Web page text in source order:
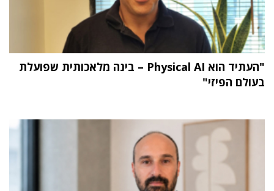
"העתיד הוא Physical AI – בינה מלאכותית שפועלת
בעולם הפיזי"